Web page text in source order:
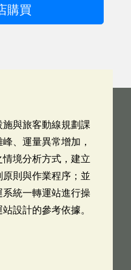
購買
與旅客動線規劃課
、運量異常增加，
境分析方式，建立
則與作業程序；並
統一轉運站進行操
設計的參考依據。